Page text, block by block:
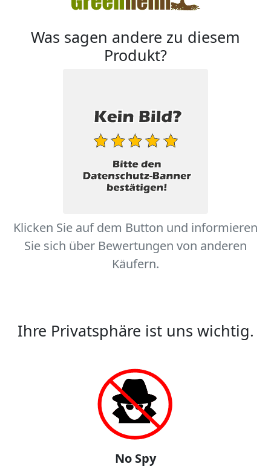
Was sagen andere zu diesem
Produkt?
Klicken Sie auf dem Button und informieren
Sie sich über Bewertungen von anderen
Käufern.
Ihre Privatsphäre ist uns wichtig.
No Spy